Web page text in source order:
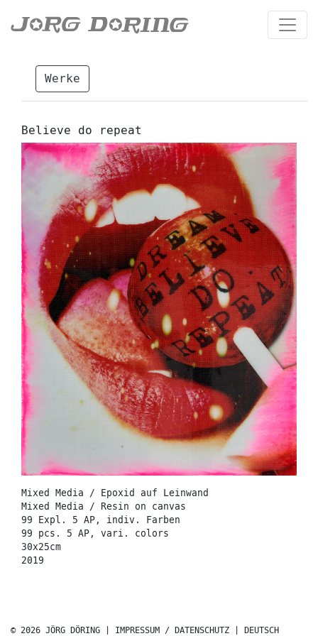
Werke
Believe do repeat
Mixed Media / Epoxid auf Leinwand
Mixed Media / Resin on canvas
99 Expl. 5 AP, indiv. Farben
99 pcs. 5 AP, vari. colors
30x25cm
2019
© 2026 JÖRG DÖRING | IMPRESSUM / DATENSCHUTZ DEUTSCH